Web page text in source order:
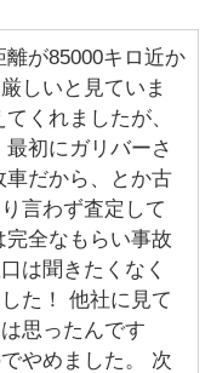
が85000キロ近か
しいと見ていま
くれましたが、
初にガリバーさ
車だから、とか古
言わず査定して
全なもらい事故
は聞きたくなく
た！ 他社に見て
思ったんです
やめました。 次